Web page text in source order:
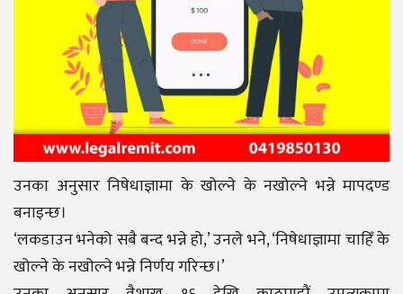
उनका अनुसार निषेधाज्ञामा के खोल्ने के नखोल्ने भन्ने मापदण्ड
बनाइन्छ।
‘लकडाउन भनेको सबै बन्द भन्ने हो,’ उनले भने, ‘निषेधाज्ञामा चाहिँ के
खोल्ने के नखोल्ने भन्ने निर्णय गरिन्छ।’